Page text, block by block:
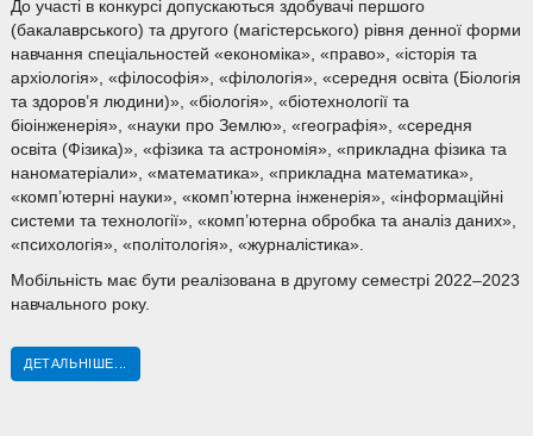
До участі в конкурсі допускаються здобувачі першого
(бакалаврського) та другого (магістерського) рівня денної форми
навчання спеціальностей «економіка», «право», «історія та
архіологія», «філософія», «філологія», «середня освіта (Біологія
та здоров’я людини)», «біологія», «біотехнології та
біоінженерія», «науки про Землю», «географія», «середня
освіта (Фізика)», «фізика та астрономія», «прикладна фізика та
наноматеріали», «математика», «прикладна математика»,
«комп’ютерні науки», «комп’ютерна інженерія», «інформаційні
системи та технології», «комп’ютерна обробка та аналіз даних»,
«психологія», «політологія», «журналістика».
Мобільність має бути реалізована в другому семестрі 2022–2023
навчального року.
ДЕТАЛЬНІШЕ...